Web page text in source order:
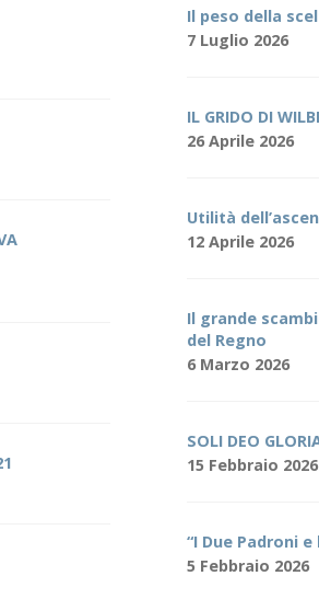
Il peso della
7 Luglio 2026
IL GRIDO DI
26 Aprile 2026
Utilità
12 Aprile 2026
Il grande
del Regno
6 Marzo 2026
SOLI DEO
15 Febbraio 2026
“I Due Padroni
5 Febbraio 2026